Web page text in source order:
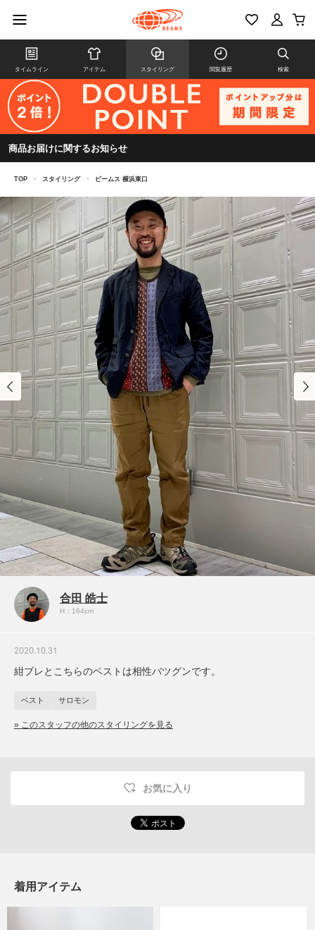
タイムライン アイテム スタイリング 閲覧履歴 検索
商品お届けに関するお知らせ
TOP > スタイリング > ビームス 横浜東口
合田 皓士
H：164cm
2020.10.31
紺ブレとこちらのベストは相性バツグンです。
ベスト サロモン
» このスタッフの他のスタイリングを見る
お気に入り
着用アイテム